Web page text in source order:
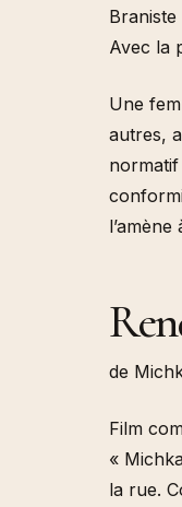
Braniste
Avec la
Une
autres,
normatif
de
Film
«
la rue.